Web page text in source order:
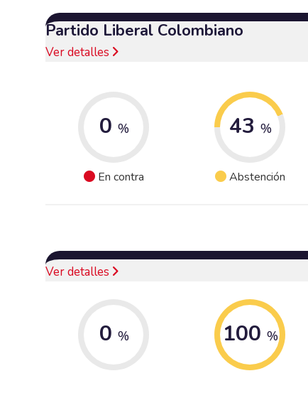
Partido Liberal Colombiano
Ver detalles
0 %
En contra
43 %
Abstención
Ver detalles
0 % 100 %